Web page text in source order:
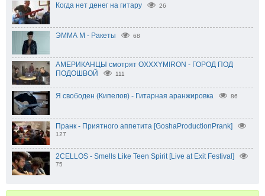
Когда нет денег на гитару 26
ЭММА М - Ракеты 68
АМЕРИКАНЦЫ смотрят OXXXYMIRON - ГОРОД ПОД
ПОДОШВОЙ
111
Я свободен (Кипелов) - Гитарная аранжировка 86
Пранк - Приятного аппетита [GoshaProductionPrank]
127
2CELLOS - Smells Like Teen Spirit [Live at Exit Festival]
75